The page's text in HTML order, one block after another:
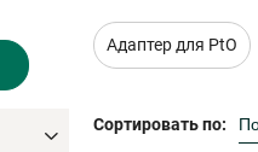
Адаптер для PtO
Сортировать по: